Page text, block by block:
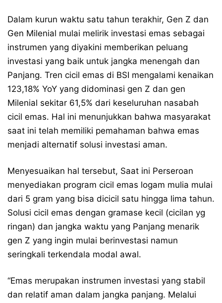
Dalam kurun waktu satu tahun terakhir, Gen Z dan
Gen Milenial mulai melirik investasi emas sebagai
instrumen yang diyakini memberikan peluang
investasi yang baik untuk jangka menengah dan
Panjang. Tren cicil emas di BSI mengalami kenaikan
123,18% YoY yang didominasi gen Z dan gen
Milenial sekitar 61,5% dari keseluruhan nasabah
cicil emas. Hal ini menunjukkan bahwa masyarakat
saat ini telah memiliki pemahaman bahwa emas
menjadi alternatif solusi investasi aman.
Menyesuaikan hal tersebut, Saat ini Perseroan
menyediakan program cicil emas logam mulia mulai
dari 5 gram yang bisa dicicil satu hingga lima tahun.
Solusi cicil emas dengan gramase kecil (cicilan yg
ringan) dan jangka waktu yang Panjang menarik
gen Z yang ingin mulai berinvestasi namun
seringkali terkendala modal awal.
“Emas merupakan instrumen investasi yang stabil
dan relatif aman dalam jangka panjang. Melalui